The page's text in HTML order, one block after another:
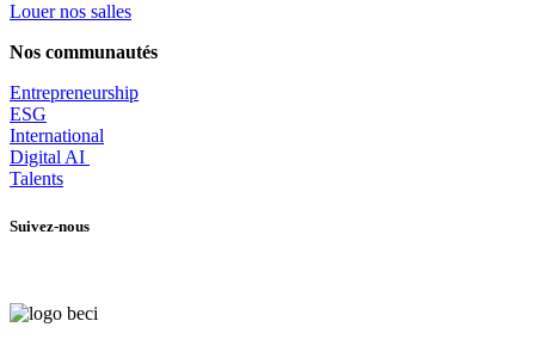
Louer nos salles
Nos communautés
Entrepreneurship
ESG
International
Digital AI
Talents
Suivez-nous